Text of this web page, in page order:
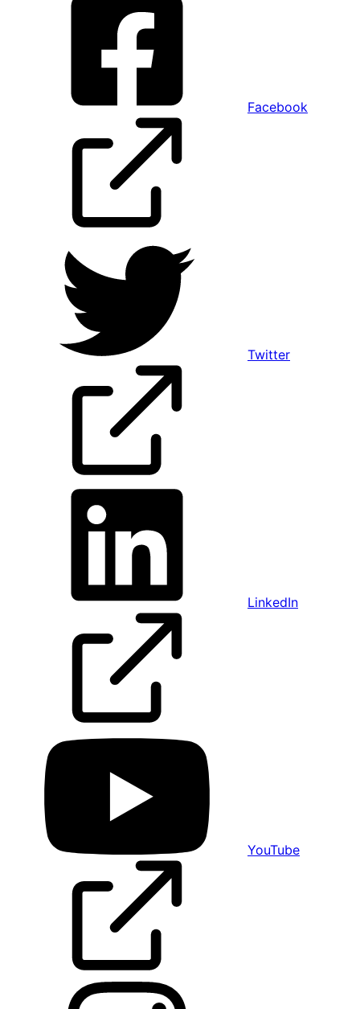
Facebook
Twitter
LinkedIn
YouTube